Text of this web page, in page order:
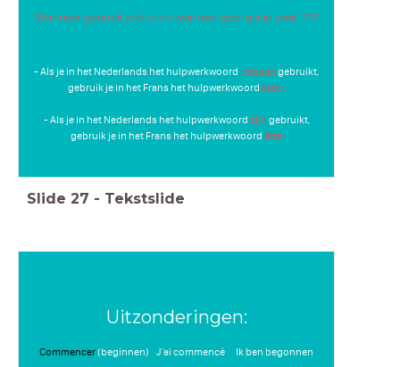
Wanneer gebruik je être en wanneer gebruik je avoir ???
- Als je in het Nederlands het hulpwerkwoord hebben gebruikt,
gebruik je in het Frans het hulpwerkwoord avoir.
- Als je in het Nederlands het hulpwerkwoord zijn gebruikt,
gebruik je in het Frans het hulpwerkwoord être
Slide 27 - Tekstslide
Uitzonderingen:
Commencer(beginnen) J'ai commencé Ik ben begonnen